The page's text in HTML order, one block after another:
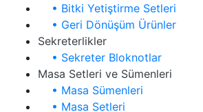
• Bitki Yetiştirme Setleri
• Geri Dönüşüm Ürünler
Sekreterlikler
• Sekreter Bloknotlar
Masa Setleri ve Sümenleri
• Masa Sümenleri
• Masa Setleri